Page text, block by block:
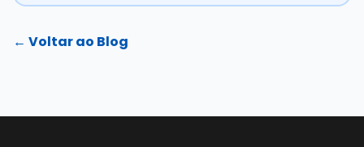
← Voltar ao Blog